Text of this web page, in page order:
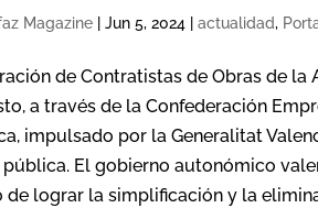
Magazine |Jun 5, 2024 |actualidad,
de Contratistas de Obras de
a través de la Confederación
impulsado por la Generalitat
El gobierno autonómico
de lograr la simplificación y la